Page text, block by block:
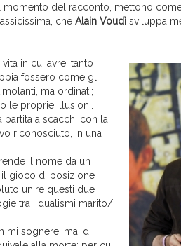
del racconto, mettono
che Alain Voudì sviluppa
in cui avrei tanto
fossero come gli
ma ordinati;
le proprie illusioni.
partita a scacchi con la
riconosciuto, in una
il nome da un
il gioco di posizione
unire questi due
tra i dualismi marito/
mi sognerei mai di